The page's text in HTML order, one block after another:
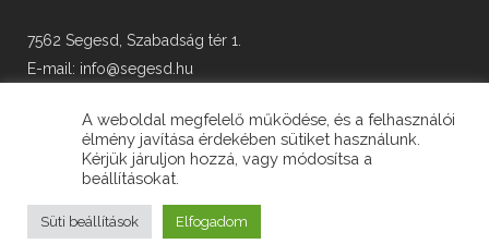
7562 Segesd, Szabadság tér 1.
E-mail: info@segesd.hu
© Copyright Segesd Község Önkormányzata
A weboldal megfelelő működése, és a felhasználói
élmény javítása érdekében sütiket használunk.
Kérjük járuljon hozzá, vagy módosítsa a
beállításokat.
Süti beállítások Elfogadom